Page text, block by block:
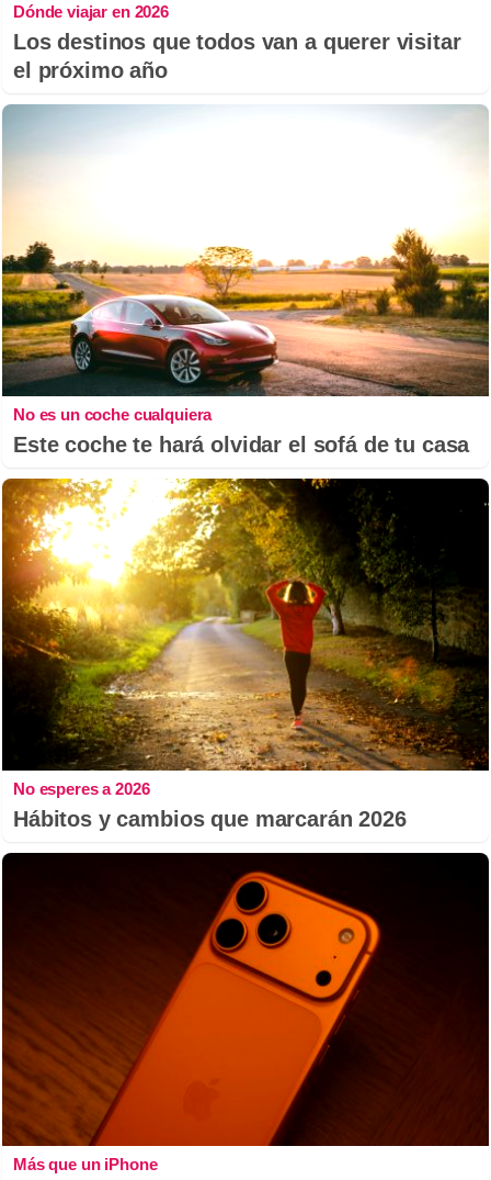
Dónde viajar en 2026
Los destinos que todos van a querer visitar
el próximo año
No es un coche cualquiera
Este coche te hará olvidar el sofá de tu casa
No esperes a 2026
Hábitos y cambios que marcarán 2026
Más que un iPhone